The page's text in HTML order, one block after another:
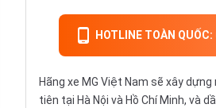
HOTLINE TOÀN
Hãng xe MG Việt Nam sẽ xây
tiên tại Hà Nội và Hồ Chí Minh, và